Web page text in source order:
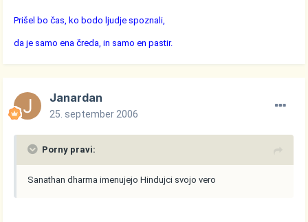
Prišel bo čas, ko bodo ljudje spoznali,
da je samo ena čreda, in samo en pastir.
Janardan
25. september 2006
Porny pravi:
Sanathan dharma imenujejo Hindujci svojo vero